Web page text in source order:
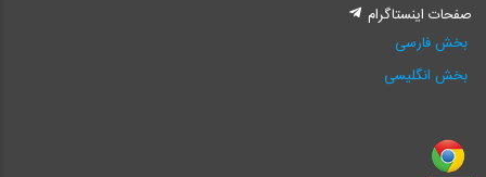
صفحات اینستاگرام
بخش فارسی
بخش انگلیسی